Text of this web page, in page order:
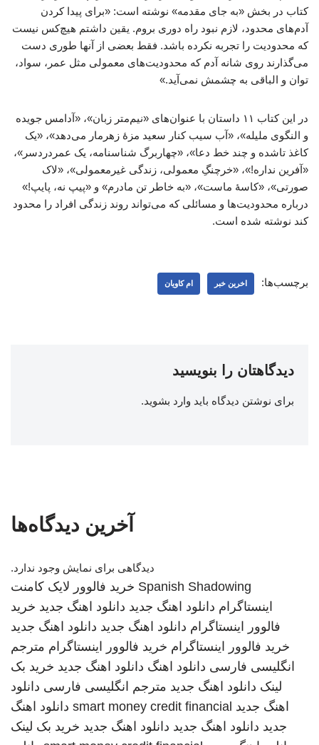
کتاب در بخش «به جای مقدمه» نوشته است: «برای پیدا کردن
آدم‌های محدود، لازم نبود راه دوری بروم. یقین داشتم هیچ‌کس نیست
که محدودیت را تجربه نکرده باشد. فقط بعضی از آنها طوری دست
می‌گذارند روی شانه آدم که محدودیت‌های معمولی مثل عمر، سواد،
توان و الباقی به چشمش نمی‌آید.»
در این کتاب ۱۱ داستان با عنوان‌های «نیم‌متر زبان»، «آدامس جویده
و النگوی ملیله»، «آب سیب کنار سعید مزۀ زهرمار می‌دهد»، «یک
کاغذ تاشده و چند خط دعا»، «چهاربرگ شناسنامه، یک عمردردسر»،
«آفرین نداره!»، «خرچنگِ معمولی، زندگی غیرمعمولی»، «لاک
صورتی»، «کاسۀ ماست»، «به خاطر تن مادرم» و «پیپ نه، پایپ!»
درباره محدودیت‌ها و مسائلی که می‌تواند روند زندگی افراد را محدود
کند نوشته شده است.
برچسب‌ها: اخرین خبر ام کاویان
دیدگاهتان را بنویسید
برای نوشتن دیدگاه باید وارد بشوید.
آخرین دیدگاه‌ها
دیدگاهی برای نمایش وجود ندارد.
Spanish Shadowing خرید فالوور لایک کامنت
اینستاگرام دانلود اهنگ جدید دانلود اهنگ جدید خرید
فالوور اینستاگرام دانلود اهنگ جدید دانلود اهنگ جدید
خرید فالوور اینستاگرام خرید فالوور اینستاگرام مترجم
انگلیسی فارسی دانلود اهنگ دانلود اهنگ جدید خرید بک
لینک دانلود اهنگ جدید مترجم انگلیسی فارسی دانلود
اهنگ جدید smart money credit financial دانلود اهنگ
جدید دانلود اهنگ جدید دانلود اهنگ جدید خرید بک لینک